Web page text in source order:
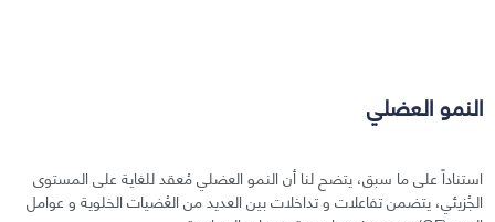
النمو العضلي
استناداً على ما سبق، يتضح لنا أن النمو العضلي مُعقد للغاية على المستوى
الجُزيئي، يتضمن تفاعلات و تداخلات بين العديد من العُضيات الخلوية و عوامل